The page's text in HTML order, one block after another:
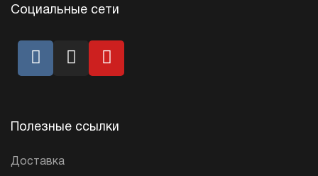
Социальные сети
Полезные ссылки
Доставка